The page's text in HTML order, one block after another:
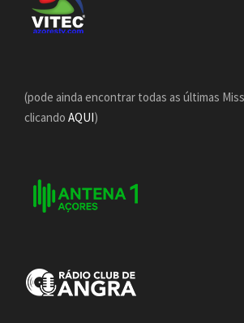
(pode ainda encontrar todas as últimas
clicando AQUI)